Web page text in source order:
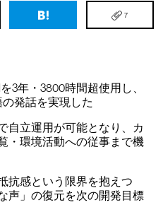
7
3年・3800時間超使用し、
の発話を実現した
自立運用が可能となり、カ
・環境活動への従事まで機
抗感という限界を抱えつ
声」の復元を次の開発目標